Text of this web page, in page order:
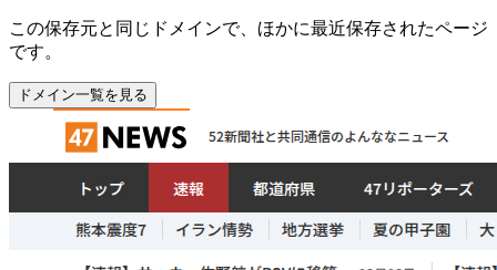
この保存元と同じドメインで、ほかに最近保存されたページ
です。
ドメイン一覧を見る